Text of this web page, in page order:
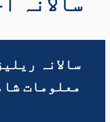
سالانہ
معلومات